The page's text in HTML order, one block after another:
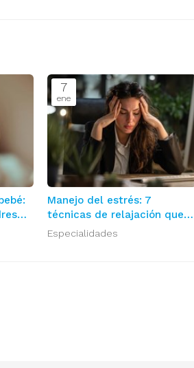
7
ene
Manejo del estrés: 7
técnicas de relajación que
realmente funcionan
Especialidades